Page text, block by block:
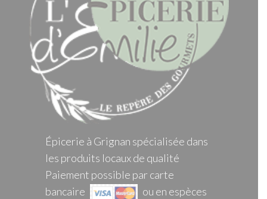
Épicerie à Grignan spécialisée dans
les produits locaux de qualité
Paiement possible par carte
bancaire
ou en espèces